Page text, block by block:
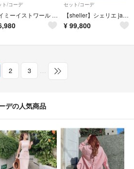
ト/コーデ
エイミーイストワール リーツチュールスカートドッキングニット 1119631618-0 F ピンク 2019AW ITUYC7SL6ZAU
セット/コーデ
【sheller】シェリエ jacket coat＆short pants
¥ 99,800
2 3 …
デの人気商品